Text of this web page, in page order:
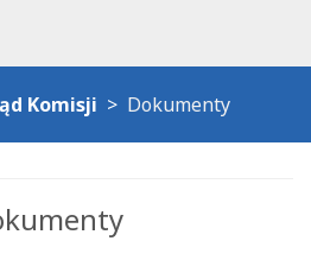
Komisji Dokumenty